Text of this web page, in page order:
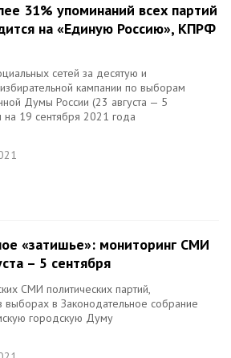
31% упоминаний всех партий
на «Единую Россию», КПРФ
сетей за десятую и
кампании по выборам
Думы России (23 августа — 5
на 19 сентября 2021 года
«затишье»: мониторинг СМИ
– 5 сентября
СМИ политических партий,
в Законодательное собрание
городскую Думу